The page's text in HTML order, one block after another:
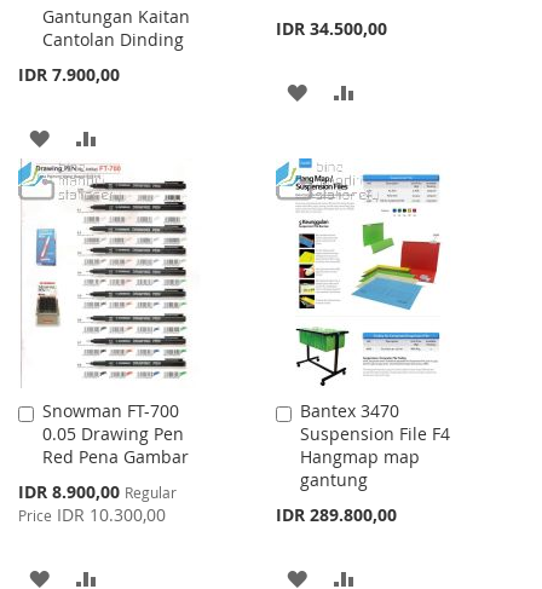
Gantungan Kaitan
Cantolan Dinding
IDR 7.900,00
Cart
ADD
TO
WISH
LIST
TO
COMPARE
IDR 34.500,00
ADD
WISH
LIST
COMPARE
Snowman FT-700
0.05 Drawing Pen
Red Pena Gambar
Special
Price
IDR 8.900,00 Regular
Price IDR 10.300,00
Add
to
Cart
ADD
Bantex 3470
Suspension File F4
Hangmap map
gantung
IDR 289.800,00
Add
to
Cart
ADD